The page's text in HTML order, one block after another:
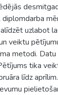
uzlabot
veiktu
metodi.
tika
līdz aprīlim.